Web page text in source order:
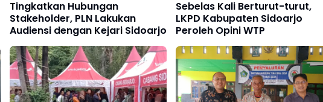
Tingkatkan Hubungan
Stakeholder, PLN Lakukan
Audiensi dengan Kejari Sidoarjo
Sebelas Kali Berturut-turut,
LKPD Kabupaten Sidoarjo
Peroleh Opini WTP